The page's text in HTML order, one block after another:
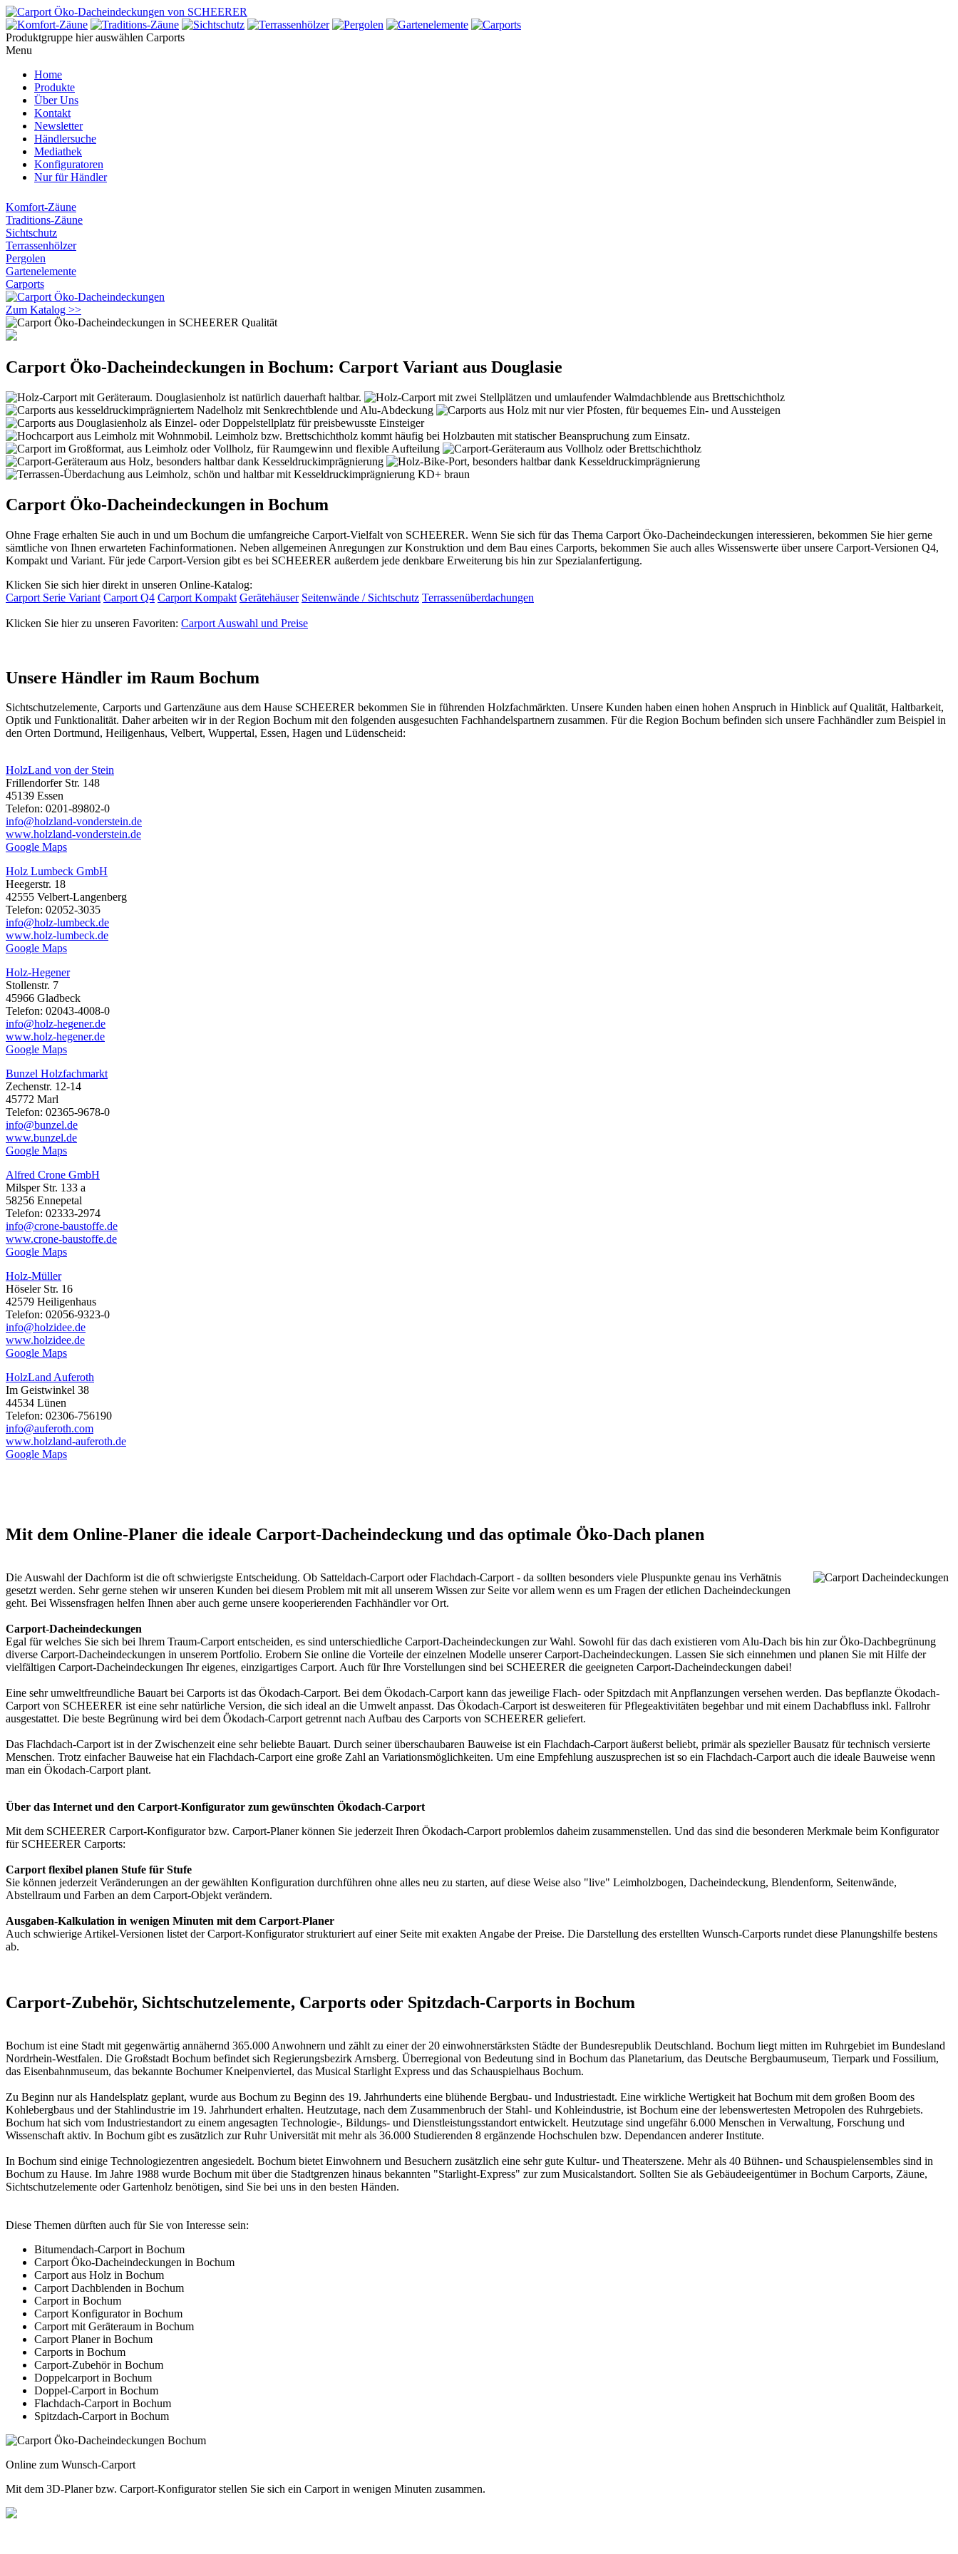
Produktgruppe hier auswählen Carports
Menu
Home
Produkte
Über Uns
Kontakt
Newsletter
Händlersuche
Mediathek
Konfiguratoren
Nur für Händler
Komfort-Zäune
Traditions-Zäune
Sichtschutz
Terrassenhölzer
Pergolen
Gartenelemente
Carports
Zum Katalog >>
Carport Öko-Dacheindeckungen in Bochum: Carport Variant aus Douglasie
Carport Öko-Dacheindeckungen in Bochum
Ohne Frage erhalten Sie auch in und um Bochum die umfangreiche Carport-Vielfalt von SCHEERER. Wenn Sie sich für das Thema Carport Öko-Dacheindeckungen interessieren, bekommen Sie hier gerne
sämtliche von Ihnen erwarteten Fachinformationen. Neben allgemeinen Anregungen zur Konstruktion und dem Bau eines Carports, bekommen Sie auch alles Wissenswerte über unsere Carport-Versionen Q4,
Kompakt und Variant. Für jede Carport-Version gibt es bei SCHEERER außerdem jede denkbare Erweiterung bis hin zur Spezialanfertigung.
Klicken Sie sich hier direkt in unseren Online-Katalog:
Carport Serie Variant Carport Q4 Carport Kompakt Gerätehäuser Seitenwände / Sichtschutz Terrassenüberdachungen
Klicken Sie hier zu unseren Favoriten: Carport Auswahl und Preise
Unsere Händler im Raum Bochum
Sichtschutzelemente, Carports und Gartenzäune aus dem Hause SCHEERER bekommen Sie in führenden Holzfachmärkten. Unsere Kunden haben einen hohen Anspruch in Hinblick auf Qualität, Haltbarkeit,
Optik und Funktionalität. Daher arbeiten wir in der Region Bochum mit den folgenden ausgesuchten Fachhandelspartnern zusammen. Für die Region Bochum befinden sich unsere Fachhändler zum Beispiel in
den Orten Dortmund, Heiligenhaus, Velbert, Wuppertal, Essen, Hagen und Lüdenscheid:
HolzLand von der Stein
Frillendorfer Str. 148
45139 Essen
Telefon: 0201-89802-0
info@holzland-vonderstein.de
www.holzland-vonderstein.de
Google Maps
Holz Lumbeck GmbH
Heegerstr. 18
42555 Velbert-Langenberg
Telefon: 02052-3035
info@holz-lumbeck.de
www.holz-lumbeck.de
Google Maps
Holz-Hegener
Stollenstr. 7
45966 Gladbeck
Telefon: 02043-4008-0
info@holz-hegener.de
www.holz-hegener.de
Google Maps
Bunzel Holzfachmarkt
Zechenstr. 12-14
45772 Marl
Telefon: 02365-9678-0
info@bunzel.de
www.bunzel.de
Google Maps
Alfred Crone GmbH
Milsper Str. 133 a
58256 Ennepetal
Telefon: 02333-2974
info@crone-baustoffe.de
www.crone-baustoffe.de
Google Maps
Holz-Müller
Höseler Str. 16
42579 Heiligenhaus
Telefon: 02056-9323-0
info@holzidee.de
www.holzidee.de
Google Maps
HolzLand Auferoth
Im Geistwinkel 38
44534 Lünen
Telefon: 02306-756190
info@auferoth.com
www.holzland-auferoth.de
Google Maps
Mit dem Online-Planer die ideale Carport-Dacheindeckung und das optimale Öko-Dach planen
Die Auswahl der Dachform ist die oft schwierigste Entscheidung. Ob Satteldach-Carport oder Flachdach-Carport - da sollten besonders viele Pluspunkte genau ins Verhätnis
gesetzt werden. Sehr gerne stehen wir unseren Kunden bei diesem Problem mit mit all unserem Wissen zur Seite vor allem wenn es um Fragen der etlichen Dacheindeckungen
geht. Bei Wissensfragen helfen Ihnen aber auch gerne unsere kooperierenden Fachhändler vor Ort.
Carport-Dacheindeckungen
Egal für welches Sie sich bei Ihrem Traum-Carport entscheiden, es sind unterschiedliche Carport-Dacheindeckungen zur Wahl. Sowohl für das dach existieren vom Alu-Dach bis hin zur Öko-Dachbegrünung
diverse Carport-Dacheindeckungen in unserem Portfolio. Erobern Sie online die Vorteile der einzelnen Modelle unserer Carport-Dacheindeckungen. Lassen Sie sich einnehmen und planen Sie mit Hilfe der
vielfältigen Carport-Dacheindeckungen Ihr eigenes, einzigartiges Carport. Auch für Ihre Vorstellungen sind bei SCHEERER die geeigneten Carport-Dacheindeckungen dabei!
Eine sehr umweltfreundliche Bauart bei Carports ist das Ökodach-Carport. Bei dem Ökodach-Carport kann das jeweilige Flach- oder Spitzdach mit Anpflanzungen versehen werden. Das bepflanzte Ökodach-
Carport von SCHEERER ist eine sehr natürliche Version, die sich ideal an die Umwelt anpasst. Das Ökodach-Carport ist desweiteren für Pflegeaktivitäten begehbar und mit einem Dachabfluss inkl. Fallrohr
ausgestattet. Die beste Begrünung wird bei dem Ökodach-Carport getrennt nach Aufbau des Carports von SCHEERER geliefert.
Das Flachdach-Carport ist in der Zwischenzeit eine sehr beliebte Bauart. Durch seiner überschaubaren Bauweise ist ein Flachdach-Carport äußerst beliebt, primär als spezieller Bausatz für technisch versierte
Menschen. Trotz einfacher Bauweise hat ein Flachdach-Carport eine große Zahl an Variationsmöglichkeiten. Um eine Empfehlung auszusprechen ist so ein Flachdach-Carport auch die ideale Bauweise wenn
man ein Ökodach-Carport plant.
Über das Internet und den Carport-Konfigurator zum gewünschten Ökodach-Carport
Mit dem SCHEERER Carport-Konfiguratorbzw. Carport-Planer können Sie jederzeit Ihren Ökodach-Carport problemlos daheim zusammenstellen. Und das sind die besonderen Merkmale beim Konfigurator
für SCHEERER Carports:
Carport flexibel planen Stufe für Stufe
Sie können jederzeit Veränderungen an der gewählten Konfiguration durchführen ohne alles neu zu starten, auf diese Weise also "live" Leimholzbogen, Dacheindeckung, Blendenform, Seitenwände,
Abstellraum und Farben an dem Carport-Objekt verändern.
Ausgaben-Kalkulation in wenigen Minuten mit dem Carport-Planer
Auch schwierige Artikel-Versionen listet der Carport-Konfigurator strukturiert auf einer Seite mit exakten Angabe der Preise. Die Darstellung des erstellten Wunsch-Carports rundet diese Planungshilfe bestens
ab.
Carport-Zubehör, Sichtschutzelemente, Carports oder Spitzdach-Carports in Bochum
Bochum ist eine Stadt mit gegenwärtig annähernd 365.000 Anwohnern und zählt zu einer der 20 einwohnerstärksten Städte der Bundesrepublik Deutschland. Bochum liegt mitten im Ruhrgebiet im Bundesland
Nordrhein-Westfalen. Die Großstadt Bochum befindet sich Regierungsbezirk Arnsberg. Überregional von Bedeutung sind in Bochum das Planetarium, das Deutsche Bergbaumuseum, Tierpark und Fossilium,
das Eisenbahnmuseum, das bekannte Bochumer Kneipenviertel, das Musical Starlight Express und das Schauspielhaus Bochum.
Zu Beginn nur als Handelsplatz geplant, wurde aus Bochum zu Beginn des 19. Jahrhunderts eine blühende Bergbau- und Industriestadt. Eine wirkliche Wertigkeit hat Bochum mit dem großen Boom des
Kohlebergbaus und der Stahlindustrie im 19. Jahrhundert erhalten. Heutzutage, nach dem Zusammenbruch der Stahl- und Kohleindustrie, ist Bochum eine der lebenswertesten Metropolen des Ruhrgebiets.
Bochum hat sich vom Industriestandort zu einem angesagten Technologie-, Bildungs- und Dienstleistungsstandort entwickelt. Heutzutage sind ungefähr 6.000 Menschen in Verwaltung, Forschung und
Wissenschaft aktiv. In Bochum gibt es zusätzlich zur Ruhr Universität mit mehr als 36.000 Studierenden 8 ergänzende Hochschulen bzw. Dependancen anderer Institute.
In Bochum sind einige Technologiezentren angesiedelt. Bochum bietet Einwohnern und Besuchern zusätzlich eine sehr gute Kultur- und Theaterszene. Mehr als 40 Bühnen- und Schauspielensembles sind in
Bochum zu Hause. Im Jahre 1988 wurde Bochum mit über die Stadtgrenzen hinaus bekannten "Starlight-Express" zur zum Musicalstandort. Sollten Sie als Gebäudeeigentümer in Bochum Carports, Zäune,
Sichtschutzelemente oder Gartenholz benötigen, sind Sie bei uns in den besten Händen.
Diese Themen dürften auch für Sie von Interesse sein:
Bitumendach-Carport in Bochum
Carport Öko-Dacheindeckungen in Bochum
Carport aus Holz in Bochum
Carport Dachblenden in Bochum
Carport in Bochum
Carport Konfigurator in Bochum
Carport mit Geräteraum in Bochum
Carport Planer in Bochum
Carports in Bochum
Carport-Zubehör in Bochum
Doppelcarport in Bochum
Doppel-Carport in Bochum
Flachdach-Carport in Bochum
Spitzdach-Carport in Bochum
Online zum Wunsch-Carport
Mit dem 3D-Planerbzw. Carport-Konfiguratorstellen Sie sich ein Carport in wenigen Minuten zusammen.